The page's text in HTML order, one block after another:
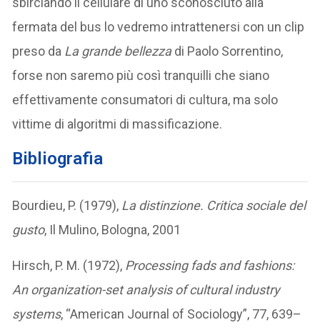
fermata del bus lo vedremo intrattenersi con un clip
preso da La grande bellezzadi Paolo Sorrentino,
forse non saremo più così tranquilli che siano
effettivamente consumatori di cultura, ma solo
vittime di algoritmi di massificazione.
Bibliografia
Bourdieu, P. (1979), La distinzione. Critica sociale del
gusto, Il Mulino, Bologna, 2001
Hirsch, P. M. (1972), Processing fads and fashions:
An organization-set analysis of cultural industry
systems, “American Journal of Sociology”, 77, 639–